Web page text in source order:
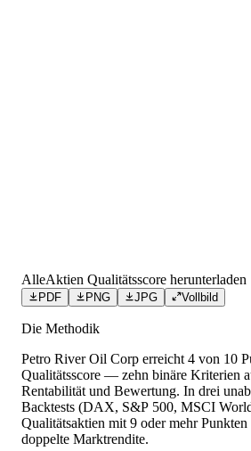
AlleAktien Qualitätsscore herunterladen
PDF PNG JPG Vollbild
Die Methodik
Petro River Oil Corp erreicht 4 von 10
Qualitätsscore — zehn binäre Kriterien
Rentabilität und Bewertung. In drei
Backtests (DAX, S&P 500, MSCI
Qualitätsaktien mit 9 oder mehr Punkten
doppelte Marktrendite.